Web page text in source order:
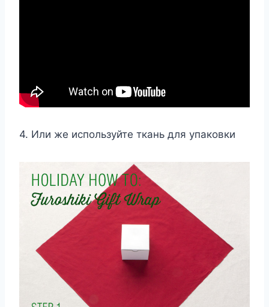
4. Или же используйте ткань для упаковки